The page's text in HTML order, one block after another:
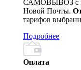
САМОВЫВОЗ с
Новой Почты.
тарифов
Подробнее
Оплата